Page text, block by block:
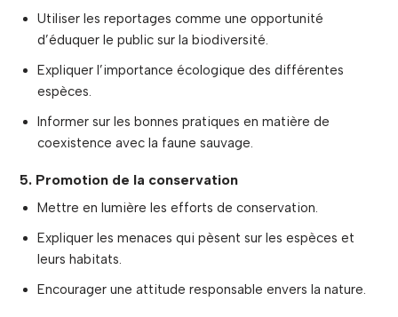
Utiliser les reportages comme une opportunité
d’éduquer le public sur la biodiversité.
Expliquer l’importance écologique des différentes
espèces.
Informer sur les bonnes pratiques en matière de
coexistence avec la faune sauvage.
5. Promotion de la conservation
Mettre en lumière les efforts de conservation.
Expliquer les menaces qui pèsent sur les espèces et
leurs habitats.
Encourager une attitude responsable envers la nature.